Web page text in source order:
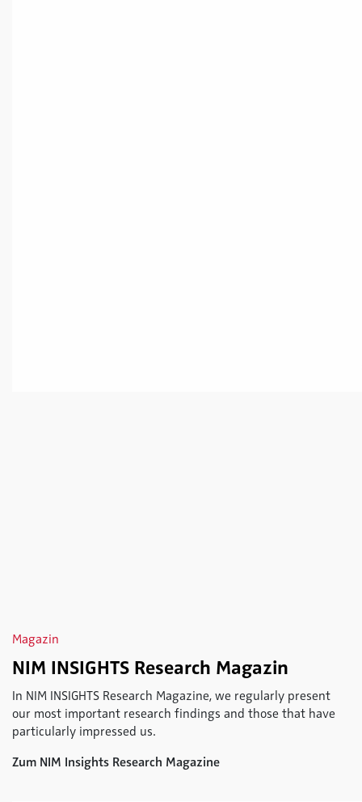
Magazin
NIM INSIGHTS Research Magazin
In NIM INSIGHTS Research Magazine, we regularly present
our most important research findings and those that have
particularly impressed us.
Zum NIM Insights Research Magazine